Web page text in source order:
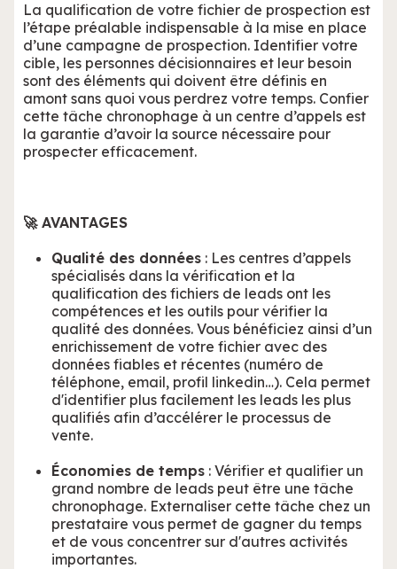
La qualification de votre fichier de prospection est
l’étape préalable indispensable à la mise en place
d’une campagne de prospection. Identifier votre
cible, les personnes décisionnaires et leur besoin
sont des éléments qui doivent être définis en
amont sans quoi vous perdrez votre temps. Confier
cette tâche chronophage à un centre d’appels est
la garantie d’avoir la source nécessaire pour
prospecter efficacement.
🚀 AVANTAGES
Qualité des données : Les centres d’appels
spécialisés dans la vérification et la
qualification des fichiers de leads ont les
compétences et les outils pour vérifier la
qualité des données. Vous bénéficiez ainsi d’un
enrichissement de votre fichier avec des
données fiables et récentes (numéro de
téléphone, email, profil linkedin…). Cela permet
d'identifier plus facilement les leads les plus
qualifiés afin d’accélérer le processus de
vente.
Économies de temps : Vérifier et qualifier un
grand nombre de leads peut être une tâche
chronophage. Externaliser cette tâche chez un
prestataire vous permet de gagner du temps
et de vous concentrer sur d'autres activités
importantes.